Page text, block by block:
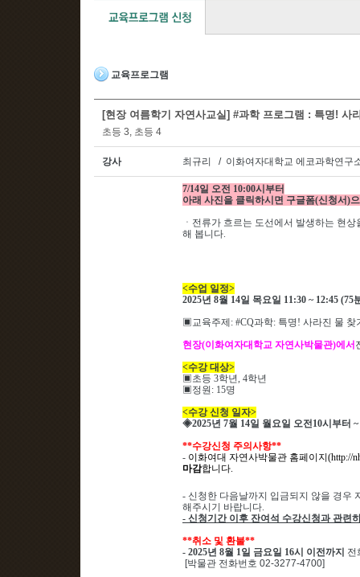
교육프로그램
[현장 여름학기 자연사교실] #과학 프로그램 : 특명! 사
초등 3, 초등 4
강사 최규리 / 이화여자대학교 에코과학연구
7/14일 오전 10:00시부터
아래 사진을 클릭하시면 구글폼(신청서)
ㆍ 전류가 흐르는 도선에서 발생하는 현상
해 봅니다.
<수업 일정>
2025년 8월 14일 목요일 11:30 ~ 12:45 (75
▣ 교육주제 : #CQ과학: 특명! 사라진 물
현장(이화여자대학교 자연사박물관)에서
<수강 대상>
▣ 초등 3학년, 4학년
▣ 정원 : 15명
<수강 신청 일자>
◈2025년 7월 14일 월요일 오전10시부터
**수강신청 주의사항**
- 이화여대 자연사박물관 홈페이지 (http://
마감합니다.
- 신청한 다음날까지 입금되지 않을 경우
해주시기 바랍니다.
- 신청기간 이후 잔여석 수강신청과 관련
**취소 및 환불**
- 2025년 8월 1일 금요일 16시 이전까지 전
[박물관 전화번호 02-3277-4700]